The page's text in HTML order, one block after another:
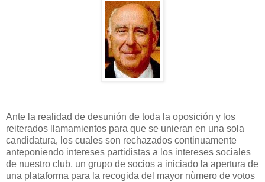
Ante la realidad de desunión de toda la oposición y los
reiterados llamamientos para que se unieran en una sola
candidatura, los cuales son rechazados continuamente
anteponiendo intereses partidistas a los intereses sociales
de nuestro club, un grupo de socios a iniciado la apertura de
una plataforma para la recogida del mayor nùmero de votos